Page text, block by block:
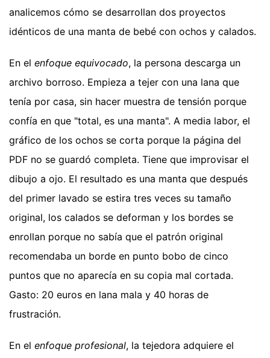
analicemos cómo se desarrollan dos proyectos
idénticos de una manta de bebé con ochos y calados.
En el enfoque equivocado, la persona descarga un
archivo borroso. Empieza a tejer con una lana que
tenía por casa, sin hacer muestra de tensión porque
confía en que "total, es una manta". A media labor, el
gráfico de los ochos se corta porque la página del
PDF no se guardó completa. Tiene que improvisar el
dibujo a ojo. El resultado es una manta que después
del primer lavado se estira tres veces su tamaño
original, los calados se deforman y los bordes se
enrollan porque no sabía que el patrón original
recomendaba un borde en punto bobo de cinco
puntos que no aparecía en su copia mal cortada.
Gasto: 20 euros en lana mala y 40 horas de
frustración.
En el enfoque profesional, la tejedora adquiere el